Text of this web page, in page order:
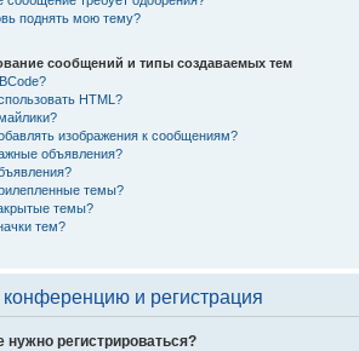
поднять мою тему?
сообщений и типы создаваемых тем
HTML?
изображения к сообщениям?
объявления?
темы?
темы?
тем?
и регистрация
нужно регистрироваться?